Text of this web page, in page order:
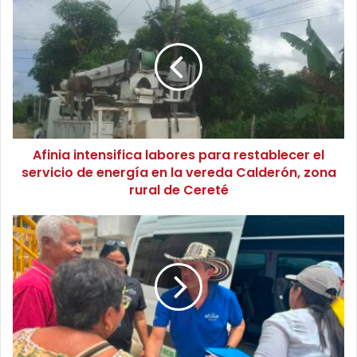
A
a
i
n
t
f
i
c
a
l
a
b
o
Afinia intensifica labores para restablecer el
servicio de energía en la vereda Calderón, zona
rural de Cereté
A
f
i
n
i
a
m
o